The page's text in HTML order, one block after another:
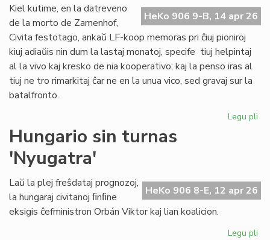
HeKo 906 9-B, 14 apr 26
Kiel kutime, en la datreveno
de la morto de Zamenhof,
Civita festotago, ankaŭ LF-koop memoras pri ĉiuj pioniroj
kiuj adiaŭis nin dum la lastaj monatoj, specife tiuj helpintaj
al la vivo kaj kresko de nia kooperativo; kaj la penso iras al
tiuj ne tro rimarkitaj ĉar ne en la unua vico, sed gravaj sur la
batalfronto.
Legu pli
Hungario sin turnas
'Nyugatra'
HeKo 906 8-E, 12 apr 26
Laŭ la plej freŝdataj prognozoj,
la hungaraj civitanoj ﬁnﬁne
eksigis ĉefministron Orbán Viktor kaj lian koalicion.
Legu pli